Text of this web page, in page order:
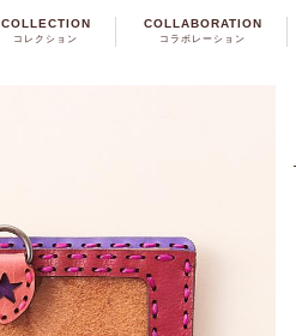
COLLECTION
コレクション
COLLABORATION
コラボレーション